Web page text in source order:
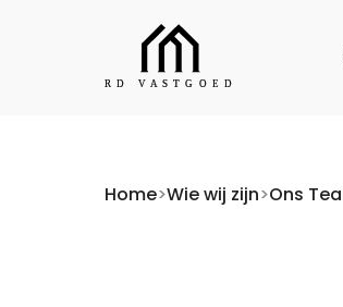
Home>Wie wij zijn>Ons